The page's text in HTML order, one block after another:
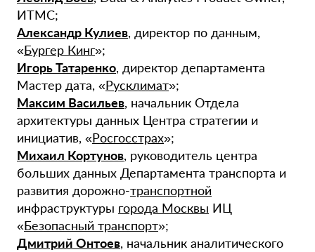
ИТМС;
Александр Кулиев, директор по данным,
«Бургер Кинг»;
Игорь Татаренко, директор департамента
Мастер дата, «Русклимат»;
Максим Васильев, начальник Отдела
архитектуры данных Центра стратегии и
инициатив, «Росгосстрах»;
Михаил Кортунов, руководитель центра
больших данных Департамента транспорта и
развития дорожно-транспортной
инфраструктуры города Москвы ИЦ
«Безопасный транспорт»;
Дмитрий Онтоев, начальник аналитического